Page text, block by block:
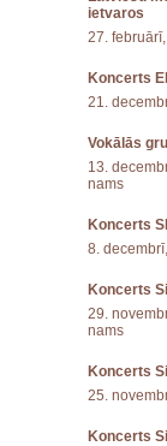
ietvaros
27.
Koncerts
21.
Vokālās
13.
nams
Koncerts
8.
Koncerts
29.
nams
Koncerts
25.
Koncerts